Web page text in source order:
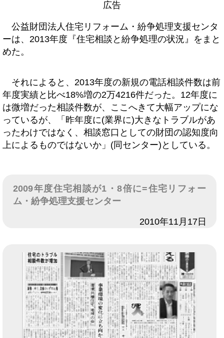
広告
公益財団法人住宅リフォーム・紛争処理支援センタ
ーは、2013年度『住宅相談と紛争処理の状況』をまと
めた。
それによると、2013年度の新規の電話相談件数は前
年度実績と比べ18%増の2万4216件だった。12年度に
は微増だった相談件数が、ここへきて大幅アップにな
っているが、「昨年度に(業界に)大きなトラブルがあ
ったわけではなく、相談窓口としての財団の認知度向
上によるものではないか」(同センター)としている。
2009年度住宅相談が1・8倍に=住宅リフォー
ム・紛争処理支援センター
2010年11月17日